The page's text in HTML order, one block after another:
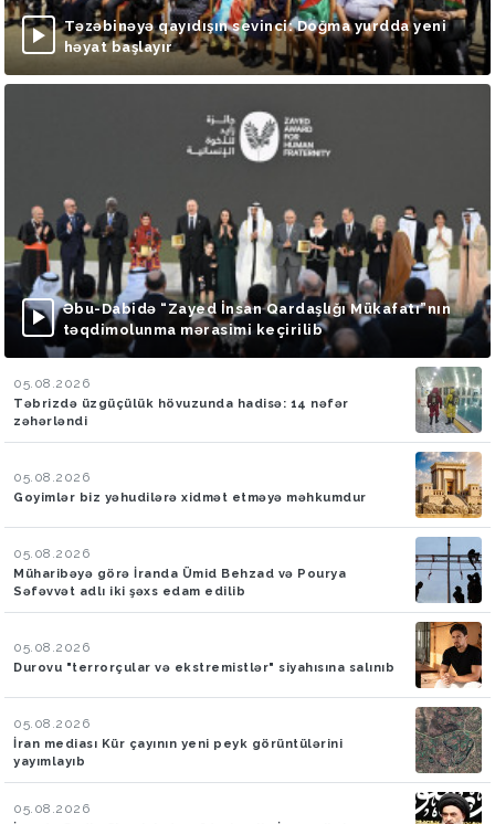
Təzəbinəyə qayıdışın sevinci: Doğma yurdda yeni
həyat başlayır
Əbu-Dabidə “Zayed İnsan Qardaşlığı Mükafatı”nın
təqdimolunma mərasimi keçirilib
05.08.2026
Təbrizdə üzgüçülük hövuzunda hadisə: 14 nəfər
zəhərləndi
05.08.2026
Goyimlər biz yəhudilərə xidmət etməyə məhkumdur
05.08.2026
Müharibəyə görə İranda Ümid Behzad və Pourya
Səfəvvət adlı iki şəxs edam edilib
05.08.2026
Durovu "terrorçular və ekstremistlər" siyahısına salınıb
05.08.2026
İran mediası Kür çayının yeni peyk görüntülərini
yayımlayıb
05.08.2026